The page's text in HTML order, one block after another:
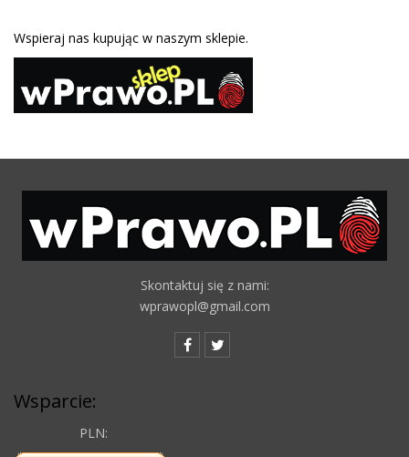
Wspieraj nas kupując w naszym sklepie.
Skontaktuj się z nami:
wprawopl@gmail.com
Wsparcie:
PLN: